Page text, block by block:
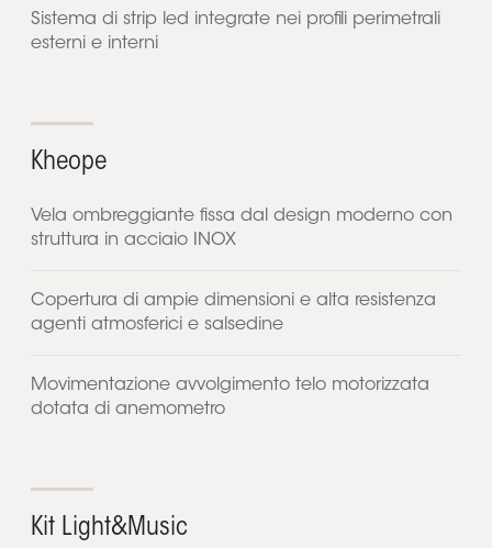
Sistema di strip led integrate nei profili perimetrali
esterni e interni
Kheope
Vela ombreggiante fissa dal design moderno con
struttura in acciaio INOX
Copertura di ampie dimensioni e alta resistenza
agenti atmosferici e salsedine
Movimentazione avvolgimento telo motorizzata
dotata di anemometro
Kit Light&Music